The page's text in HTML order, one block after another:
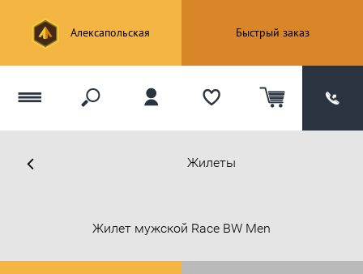
Алексапольская Быстрый заказ
Жилеты
Жилет мужской Race BW Men